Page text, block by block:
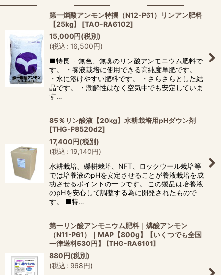
第一燐酸アンモン特撰（N12-P61）リンアン肥料
【25kg】
[TAO-RA6102]
15,000円(税別)
(税込: 16,500円)
■特長 ・無色、無臭のリン酸アンモニウム肥料で
す。 ・養液栽培に使用できる高純度単肥です。
・水に溶けやすい肥料です。 ・さらさらとした結
晶です。 ・潮解性はなく空気中でも安定していま
す…
85％リン酸液【20kg】水耕栽培用pHダウン剤
[THG-P8520d2]
17,400円(税別)
(税込: 19,140円)
水耕栽培、礫耕栽培、NFT、ロックウール栽培等
では培養液のpHを安定させることが養液栽培を成
功させるポイントの一つです。 この製品は培養液
のpHを安心して調整する為に開発されたもので
す。 ■特…
第一リン酸アンモニウム肥料｜燐酸アンモン
（N11-P61）｜MAP【800g】【いくつでも全国
一律送料530円】
[THG-RA6101]
880円(税別)
(税込: 968円)